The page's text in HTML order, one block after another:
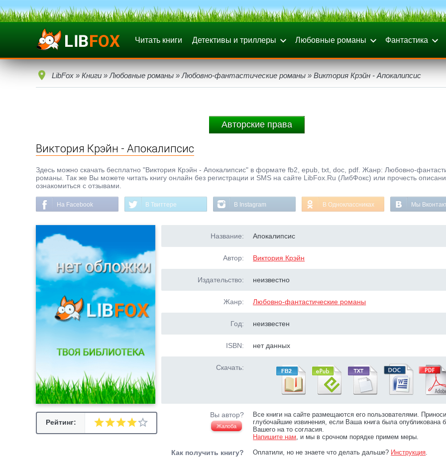
Читать книги Детективы и триллеры Любовные романы Фантастика
LibFox » Книги » Любовные романы » Любовно-фантастические романы » Виктория Крэйн - Апокалипсис
Авторские права
Виктория Крэйн - Апокалипсис
Здесь можно скачать бесплатно "Виктория Крэйн - Апокалипсис" в формате fb2, epub, txt, doc, pdf. Жанр: Любовно-
романы. Так же Вы можете читать книгу онлайн без регистрации и SMS на сайте LibFox.Ru (ЛибФокс) или прочесть
ознакомиться с отзывами.
На Facebook В Твиттере В Instagram В Одноклассниках Мы
Рейтинг:
Название: Апокалипсис
Автор: Виктория Крэйн
Издательство: неизвестно
Жанр: Любовно-фантастические романы
Год: неизвестен
ISBN: нет данных
Скачать:
Вы автор?
Жалоба
Все книги на сайте размещаются его пользователями.
глубочайшие извинения, если Ваша книга была опубликована
Вашего на то согласия.
Напишите нам, и мы в срочном порядке примем меры.
Как получить книгу? Оплатили, но не знаете что делать дальше? Инструкция.